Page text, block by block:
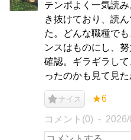
テンポよく一気読
き抜けており、読
た。どんな職種で
ンスはものにし、
確認。ギラギラし
ったのかも見て見た
ナイス ★6
コメント(0) 2026/